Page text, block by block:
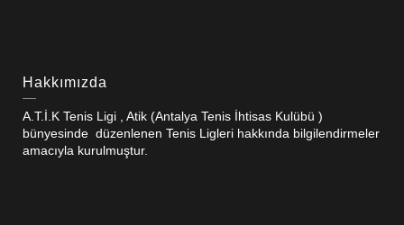
Hakkımızda
A.T.İ.K Tenis Ligi , Atik (Antalya Tenis İhtisas Kulübü )
bünyesinde düzenlenen Tenis Ligleri hakkında bilgilendirmeler
amacıyla kurulmuştur.